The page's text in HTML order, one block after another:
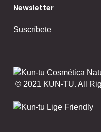
Newsletter
Suscríbete
© 2021 KUN-TU. All